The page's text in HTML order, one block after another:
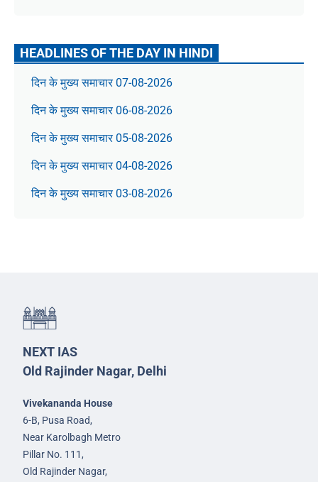
HEADLINES OF THE DAY IN HINDI
दिन के मुख्य समाचार 07-08-2026
दिन के मुख्य समाचार 06-08-2026
दिन के मुख्य समाचार 05-08-2026
दिन के मुख्य समाचार 04-08-2026
दिन के मुख्य समाचार 03-08-2026
NEXT IAS
Old Rajinder Nagar, Delhi
Vivekananda House
6-B, Pusa Road,
Near Karolbagh Metro
Pillar No. 111,
Old Rajinder Nagar,